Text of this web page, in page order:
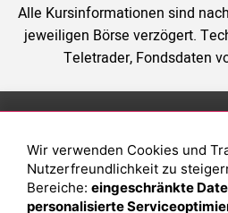
Alle Kursinformationen sind
jeweiligen Börse verzögert.
Teletrader, Fondsdaten
Depot eröffnen
Depot vergleichen
Wir verwenden Cookies und
Nutzerfreundlichkeit zu
Bereiche: eingeschränkte
personalisierte